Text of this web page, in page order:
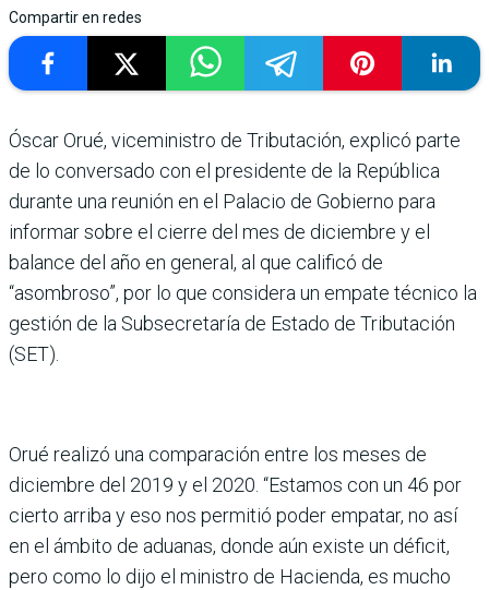
Compartir en redes
Óscar Orué, viceministro de Tributación, explicó parte
de lo conversado con el presidente de la República
durante una reunión en el Palacio de Gobierno para
informar sobre el cierre del mes de diciembre y el
balance del año en general, al que calificó de
“asombroso”, por lo que considera un empate técnico la
gestión de la Subsecretaría de Estado de Tributación
(SET).
Orué realizó una comparación entre los meses de
diciembre del 2019 y el 2020. “Estamos con un 46 por
cierto arriba y eso nos permitió poder empatar, no así
en el ámbito de aduanas, donde aún existe un déficit,
pero como lo dijo el ministro de Hacienda, es mucho